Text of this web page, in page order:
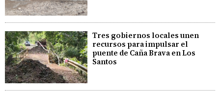
Tres gobiernos locales unen
recursos para impulsar el
puente de Caña Brava en Los
Santos